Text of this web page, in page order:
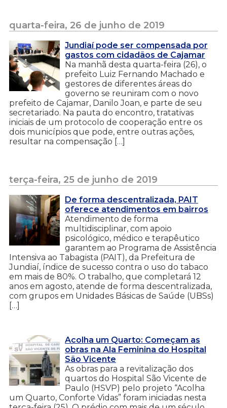
quarta-feira, 26 de junho de 2019
Jundiaí pode ser compensada por
gastos com cidadãos de Cajamar
Na manhã desta quarta-feira (26), o
prefeito Luiz Fernando Machado e
gestores de diferentes áreas do
governo se reuniram com o novo
prefeito de Cajamar, Danilo Joan, e parte de seu
secretariado. Na pauta do encontro, tratativas
iniciais de um protocolo de cooperação entre os
dois municípios que pode, entre outras ações,
resultar na compensação […]
terça-feira, 25 de junho de 2019
De forma descentralizada, PAIT
oferece atendimentos em bairros
Atendimento de forma
multidisciplinar, com apoio
psicológico, médico e terapêutico
garantem ao Programa de Assistência
Intensiva ao Tabagista (PAIT), da Prefeitura de
Jundiaí, índice de sucesso contra o uso do tabaco
em mais de 80%. O trabalho, que completará 12
anos em agosto, atende de forma descentralizada,
com grupos em Unidades Básicas de Saúde (UBSs)
[…]
Acolha um Quarto: Começam as
obras na Ala Feminina do Hospital
São Vicente
As obras para a revitalização dos
quartos do Hospital São Vicente de
Paulo (HSVP) pelo projeto “Acolha
um Quarto, Conforte Vidas” foram iniciadas nesta